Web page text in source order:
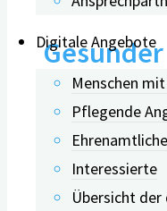
Digitale Angebote
Menschen
Pflegende
Ehrenamtliche
Interessierte
Übersicht
zu tun
29.07.2026